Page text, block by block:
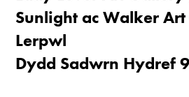
Sunlight ac Walker
Lerpwl
Dydd Sadwrn Hydref